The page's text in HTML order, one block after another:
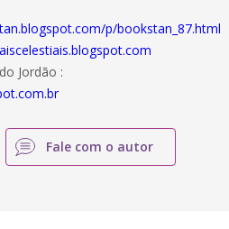
p/bookstan_87.html
Jordão :
Fale com o autor